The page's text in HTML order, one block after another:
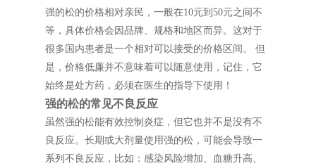
强的松的价格相对亲民，一般在10元到50元之间不
等，具体价格会因品牌、规格和地区而异。这对于
很多国内患者是一个相对可以接受的价格区间。 但
是，价格低廉并不意味着可以随意使用，记住，它
始终是处方药，必须在医生的指导下使用！
强的松的常见不良反应
虽然强的松能有效控制炎症，但它也并不是没有不
良反应。长期或大剂量使用强的松，可能会导致一
系列不良反应，比如：感染风险增加、血糖升高、